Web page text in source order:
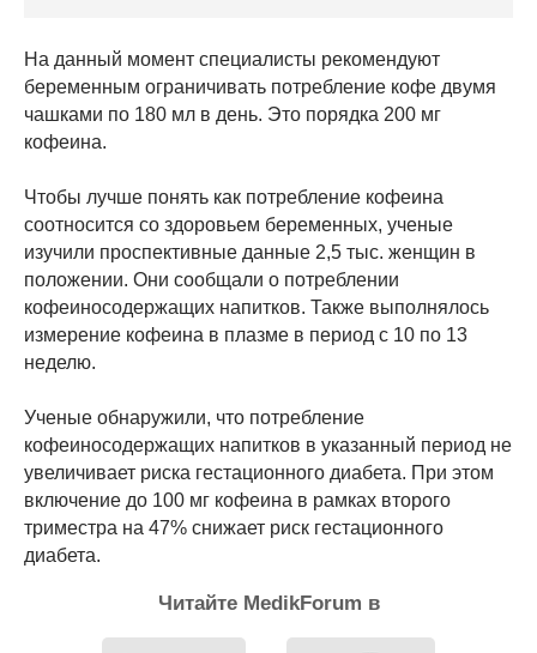
На данный момент специалисты рекомендуют
беременным ограничивать потребление кофе двумя
чашками по 180 мл в день. Это порядка 200 мг
кофеина.
Чтобы лучше понять как потребление кофеина
соотносится со здоровьем беременных, ученые
изучили проспективные данные 2,5 тыс. женщин в
положении. Они сообщали о потреблении
кофеиносодержащих напитков. Также выполнялось
измерение кофеина в плазме в период с 10 по 13
неделю.
Ученые обнаружили, что потребление
кофеиносодержащих напитков в указанный период не
увеличивает риска гестационного диабета. При этом
включение до 100 мг кофеина в рамках второго
триместра на 47% снижает риск гестационного
диабета.
Читайте MedikForum в